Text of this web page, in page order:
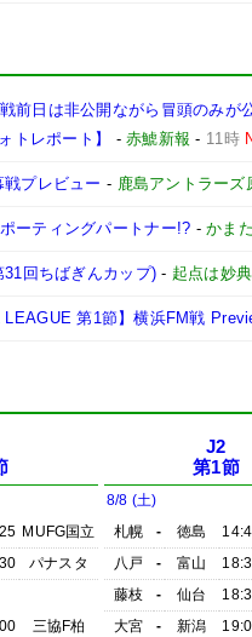
前日は非公開ながら冒頭のみが
トレポート】
-赤鯱新報 - 11時
プレビュー - 鹿島アントラーズ
ーティングパートナー!? -かま
回ちばぎんカップ) - 起点は妙典
LEAGUE 第1節】横浜FM戦
MUFG国立
パナスタ
三協F柏
J2
第1節
8/8 (土)
札幌
- 徳島
八戸
- 富山
藤枝
- 仙台
大宮
- 新潟